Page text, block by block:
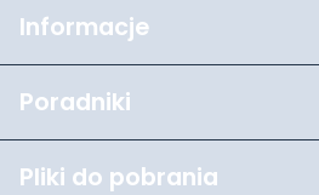
Informacje
Poradniki
Pliki do pobrania